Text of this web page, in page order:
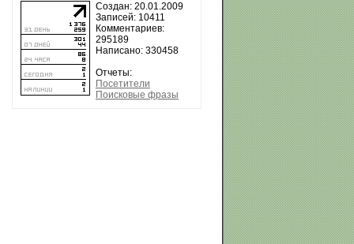
Создан: 20.01.2009
Записей: 10411
Комментариев:
295189
Написано: 330458
Отчеты:
Посетители
Поисковые фразы